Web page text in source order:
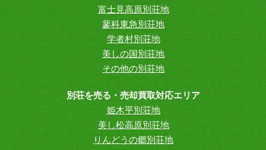
富士見高原別荘地
蓼科東急別荘地
学者村別荘地
美しの国別荘地
その他の別荘地
別荘を売る・売却買取対応エリア
姫木平別荘地
美し松高原別荘地
りんどうの郷別荘地